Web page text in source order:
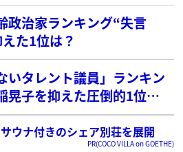
政治家ランキング“失言
た1位は？
いタレント議員」ランキン
子を抑えた圧倒的1位
ウナ付きのシェア別荘を展開
PR(COCO VILLA on GOETHE)